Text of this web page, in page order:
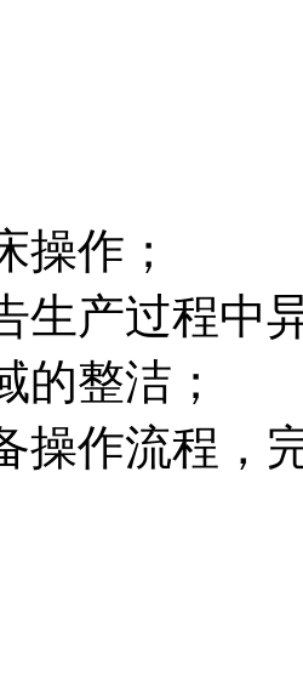
床操作；
生产过程
域的整洁；
操作流程